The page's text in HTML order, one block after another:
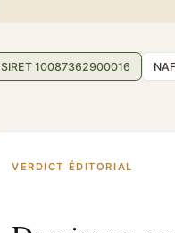
SIRET 10087362900016
VERDICT ÉDITORIAL